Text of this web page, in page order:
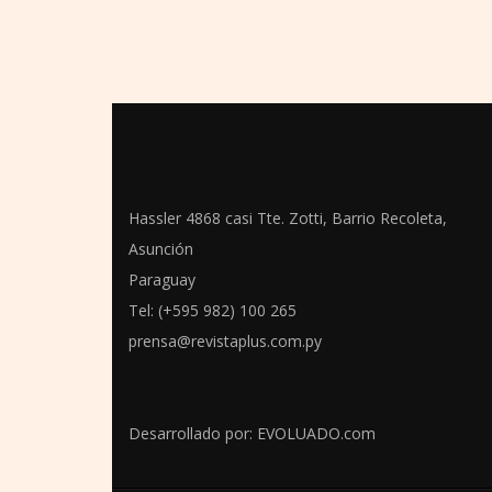
Hassler 4868 casi Tte. Zotti, Barrio Recoleta,
Asunción
Paraguay
Tel: (+595 982) 100 265
prensa@revistaplus.com.py
Desarrollado por: EVOLUADO.com